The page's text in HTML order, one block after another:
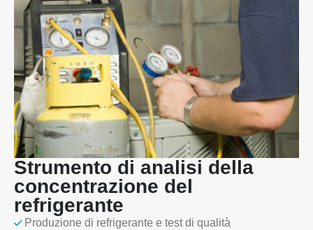
Strumento di analisi della
concentrazione del
refrigerante
Produzione di refrigerante e test di qualità